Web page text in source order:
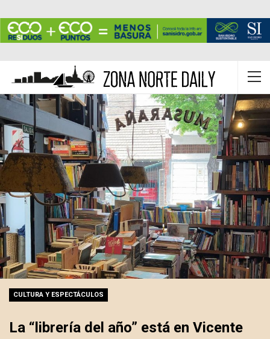
CULTURA Y ESPECTÁCULOS
La “librería del año” está en Vicente